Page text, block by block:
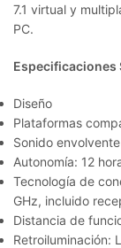
7.1 virtual y
PC.
Especificaciones
Diseño
Plataformas
Sonido
Autonomía: 12
Tecnología de
GHz, incluido
Distancia de
Retroiluminación: